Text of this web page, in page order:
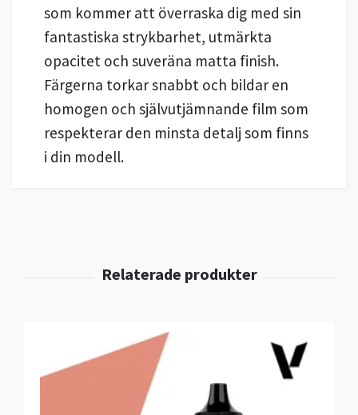
som kommer att överraska dig med sin
fantastiska strykbarhet, utmärkta
opacitet och suveräna matta finish.
Färgerna torkar snabbt och bildar en
homogen och självutjämnande film som
respekterar den minsta detalj som finns
i din modell.